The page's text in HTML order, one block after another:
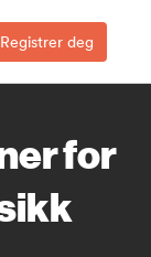
Registrer deg
for